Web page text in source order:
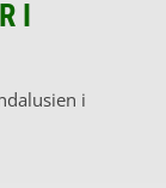
I
i